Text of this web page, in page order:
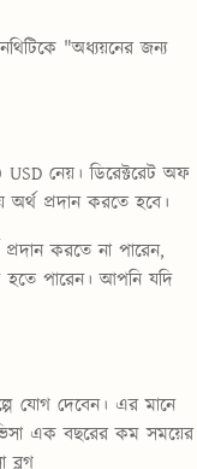
"অধ্যয়নের জন্য
নেয়। ডিরেক্টরেট অফ
প্রদান করতে হবে।
করতে না পারেন,
পারেন। আপনি যদি
যোগ দেবেন। এর মানে
এক বছরের কম সময়ের